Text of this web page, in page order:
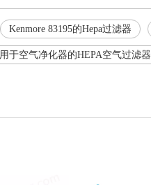
Kenmore 83195的Hepa过滤器
用于空气净化器的HEPA空气过滤器